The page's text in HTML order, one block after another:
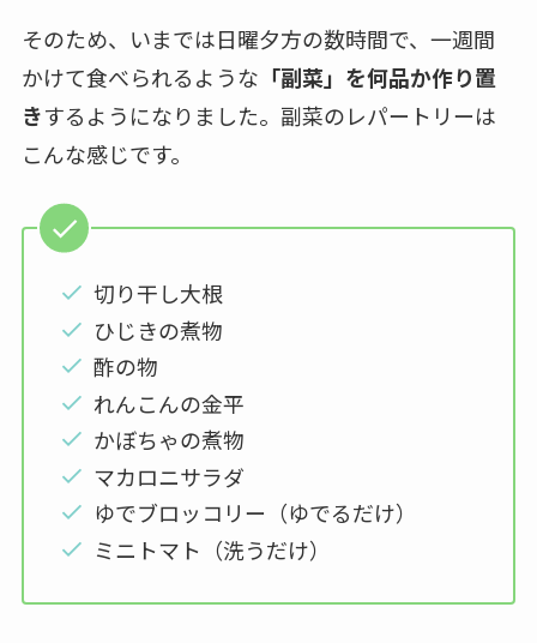
そのため、いまでは日曜夕方の数時間で、一週間
かけて食べられるような 「副菜」を何品か作り置
きするようになりました。副菜のレパートリーは
こんな感じです。
切り干し大根
ひじきの煮物
酢の物
れんこんの金平
かぼちゃの煮物
マカロニサラダ
ゆでブロッコリー（ゆでるだけ）
ミニトマト（洗うだけ）